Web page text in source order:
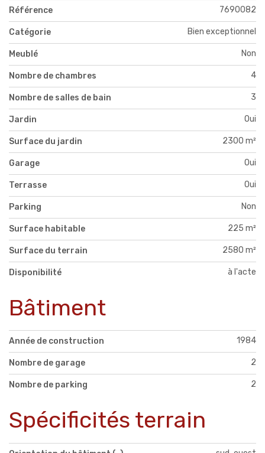
Référence 7690082
Catégorie Bien exceptionnel
Meublé Non
Nombre de chambres 4
Nombre de salles de bain 3
Jardin Oui
Surface du jardin 2300 m²
Garage Oui
Terrasse Oui
Parking Non
Surface habitable 225 m²
Surface du terrain 2580 m²
Disponibilité à l'acte
Bâtiment
Année de construction 1984
Nombre de garage 2
Nombre de parking 2
Spécificités terrain